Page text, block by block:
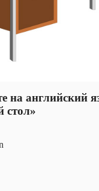
на английский
стол»